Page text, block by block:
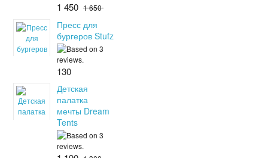
1 450 1 650
Пресс для
бургеров Stufz
130
Детская
палатка
мечты Dream
Tents